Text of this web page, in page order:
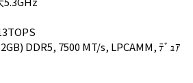
DDR5, 7500 MT/s, LPCAMM, ﾃﾞｭｱ